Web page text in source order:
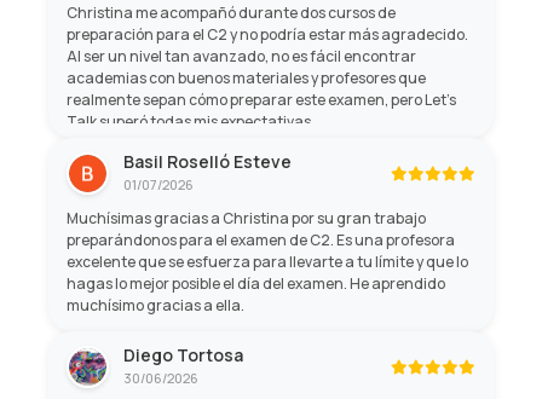
Christina me acompañó durante dos cursos de
preparación para el C2 y no podría estar más agradecido.
Al ser un nivel tan avanzado, no es fácil encontrar
academias con buenos materiales y profesores que
realmente sepan cómo preparar este examen, pero Let's
Talk superó todas mis expectativas.
Basil Roselló Esteve
01/07/2026
Muchísimas gracias a Christina por su gran trabajo
preparándonos para el examen de C2. Es una profesora
excelente que se esfuerza para llevarte a tu límite y que lo
hagas lo mejor posible el día del examen. He aprendido
muchísimo gracias a ella.
Diego Tortosa
30/06/2026